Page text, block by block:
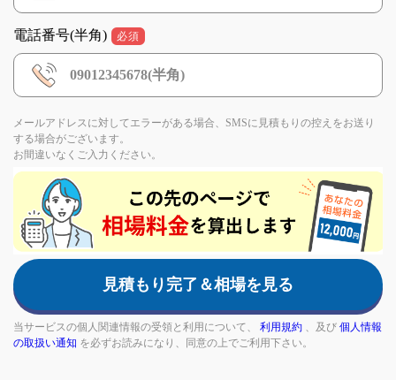
電話番号(半角) 必須
メールアドレスに対してエラーがある場合、SMSに見積もりの控えをお送り
する場合がございます。
お間違いなくご入力ください。
If
are
a
human,
ignore
this
field
見積もり完了＆相場を見る
当サービスの個人関連情報の受領と利用について、 利用規約 、及び 個人情報
の取扱い通知 を必ずお読みになり、同意の上でご利用下さい。